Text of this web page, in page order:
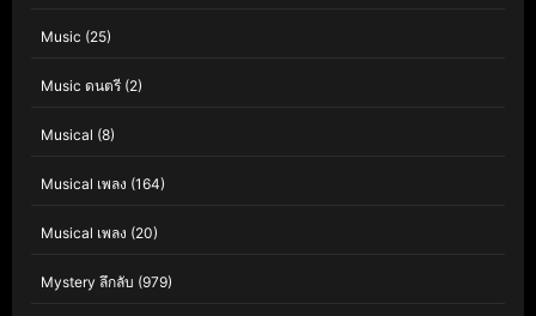
Music (25)
Music ดนตรี (2)
Musical (8)
Musical เพลง (164)
Musical เพลง (20)
Mystery ลึกลับ (979)